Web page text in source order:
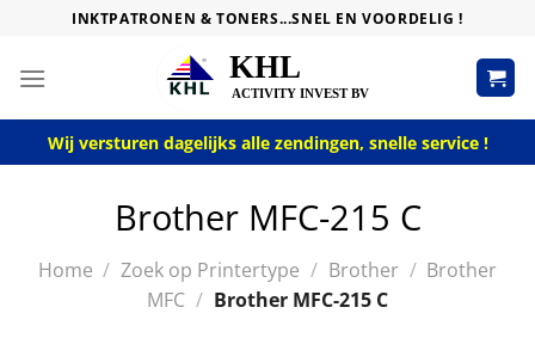
content
INKTPATRONEN & TONERS...SNEL EN VOORDELIG !
Wij versturen dagelijks alle zendingen, snelle service !
Brother MFC-215 C
Home / Zoek op Printertype / Brother / Brother
MFC / Brother MFC-215 C